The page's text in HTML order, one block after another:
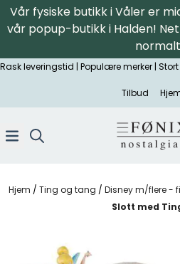
Hopp til innhold
Vår fysiske butikk i Våler er
vår popup-butikk i Halden!
Rask leveringstid | Populære merker |
Tilbud
Hjem / Ting og tang / Disney m/flere -
Slott med